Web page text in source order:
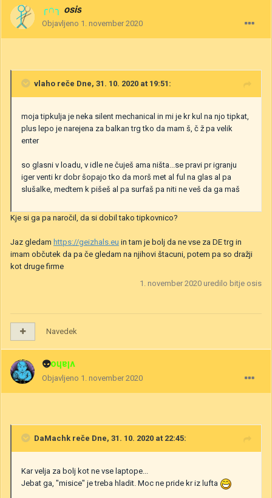
╭∩╮ osis
Objavljeno 1. november 2020
vlaho reče Dne, 31. 10. 2020 at 19:51:
moja tipkulja je neka silent mechanical in mi je kr kul na njo tipkat,
plus lepo je narejena za balkan trg tko da mam š, č ž pa velik
enter
so glasni v loadu, v idle ne čuješ ama ništa...se pravi pr igranju
iger venti kr dobr šopajo tko da morš met al ful na glas al pa
slušalke, medtem k pišeš al pa surfaš pa niti ne veš da ga maš
Kje si ga pa naročil, da si dobil tako tipkovnico?
Jaz gledam https://geizhals.eu in tam je bolj da ne vse za DE trg in
imam občutek da pa če gledam na njihovi štacuni, potem pa so dražji
kot druge firme
1. november 2020 uredilo bitje osis
Navedek
👽vlaho
Objavljeno 1. november 2020
DaMachk reče Dne, 31. 10. 2020 at 22:45:
Kar velja za bolj kot ne vse laptope...
Jebat ga, "misice" je treba hladit. Moc ne pride kr iz lufta